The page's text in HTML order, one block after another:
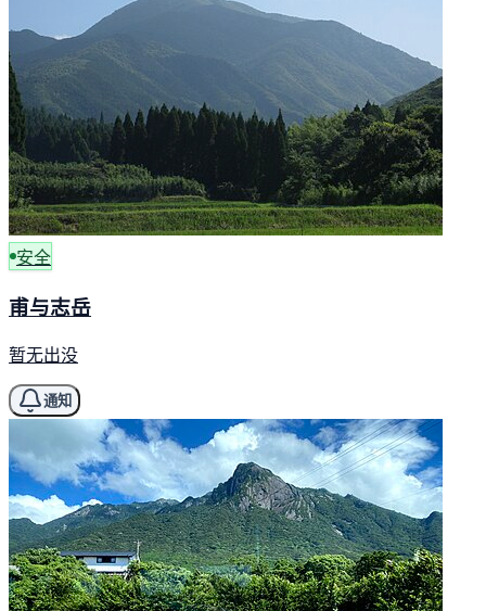
安全
甫与志岳
暂无出没
通知